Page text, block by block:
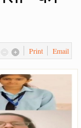
Print Email